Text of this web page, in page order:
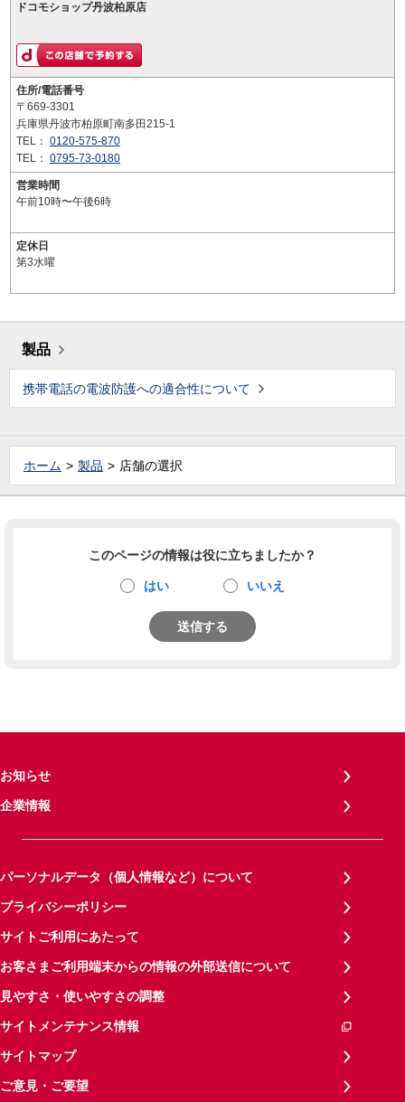
ドコモショップ丹波柏原店
住所/電話番号
〒669-3301
兵庫県丹波市柏原町南多田215-1
TEL： 0120-575-870
TEL： 0795-73-0180
営業時間
午前10時〜午後6時
定休日
第3水曜
製品
携帯電話の電波防護への適合性について
ホーム 製品 店舗の選択
このページの情報は役に立ちましたか？
はい いいえ
送信する
お知らせ
企業情報
パーソナルデータ（個人情報など）について
プライバシーポリシー
サイトご利用にあたって
お客さまご利用端末からの情報の外部送信について
見やすさ・使いやすさの調整
サイトメンテナンス情報
サイトマップ
ご意見・ご要望